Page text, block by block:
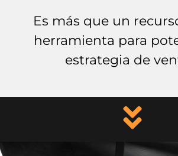
Es más que un
herramienta para
estrategia de